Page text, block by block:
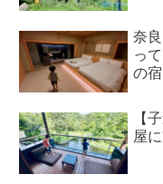
奈
っ
の
【
屋